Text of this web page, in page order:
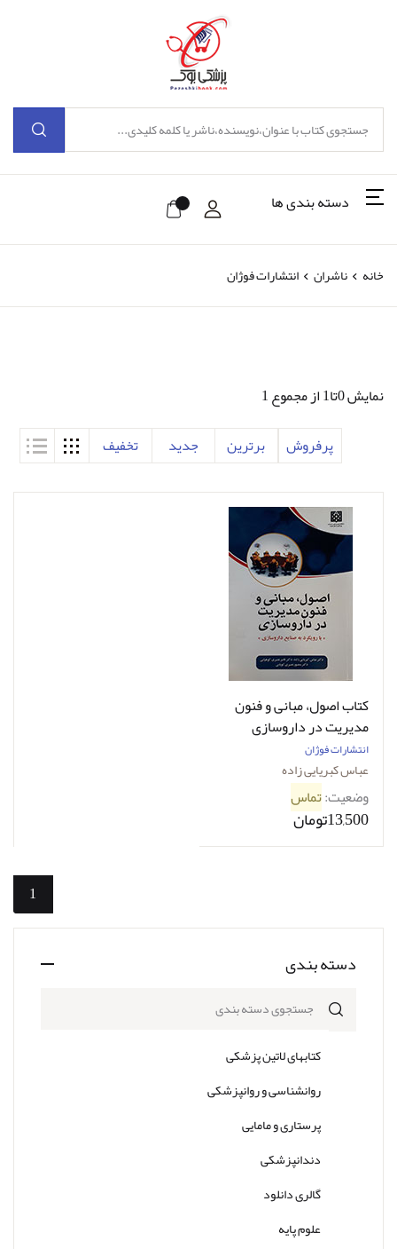
دسته بندی ها
خانه ناشران انتشارات فوژان
دسته بندی
کتابهای لاتین پزشکی
روانشناسی و روانپزشکی
پرستاری و مامایی
دندانپزشکی
گالری دانلود
علوم پایه
نمایش 0تا1 از مجموع 1
پرفروش
برترین جدید تخفیف
کتاب اصول، مبانی و فنون
مدیریت در داروسازی
انتشارات فوژان
عباس کبریایی زاده
وضعیت:تماس
13,500تومان
1